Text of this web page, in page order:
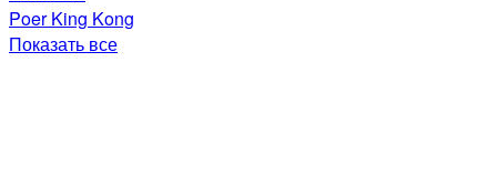
Poer King Kong
Показать все